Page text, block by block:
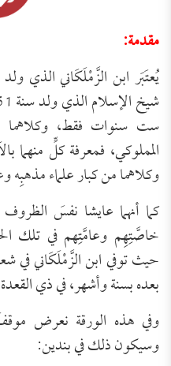
مقدمة:
ست سنوات فقط، وكلاهما
المملوكي، فمعرفة كلٍّ منهما
وكلاهما من كبار علماء مذهبِه
كما أنهما عايشا نفسَ
خاصَّتِهِم وعامَّتِهم في تلك
بعده بسنة وأشهر، في ذي القعدة سنة
وفي هذه الورقة نعرض
وسيكون ذلك في بندين: